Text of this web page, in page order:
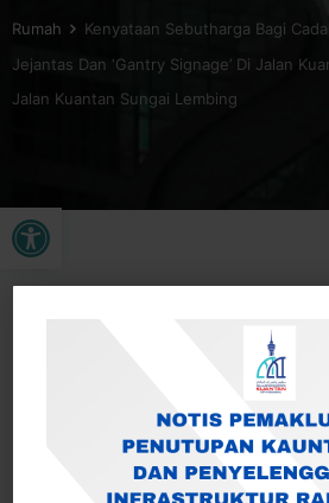
Buka bar alat
Rumah
Kenyataan Sebutharga Bagi
Jejantas Dan ‘Gantry Signage’ Di Jalan
Jalan Kuantan Sungai Lembing
Kenyataan Sebutharga Cadangan
Jejantas Dan ‘Gantry Signage’ Di
Dan Jalan Kuantan Sungai Lembing,
Darul Makmur – MBK/W/SH